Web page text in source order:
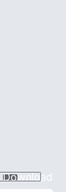
Download